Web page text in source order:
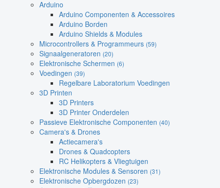
Arduino
Arduino Componenten & Accessoires
Arduino Borden
Arduino Shields & Modules
Microcontrollers & Programmeurs (59)
Signaalgeneratoren (20)
Elektronische Schermen (6)
Voedingen (39)
Regelbare Laboratorium Voedingen
3D Printen
3D Printers
3D Printer Onderdelen
Passieve Elektronische Componenten (40)
Camera's & Drones
Actiecamera's
Drones & Quadcopters
RC Helikopters & Vliegtuigen
Elektronische Modules & Sensoren (31)
Elektronische Opbergdozen (23)